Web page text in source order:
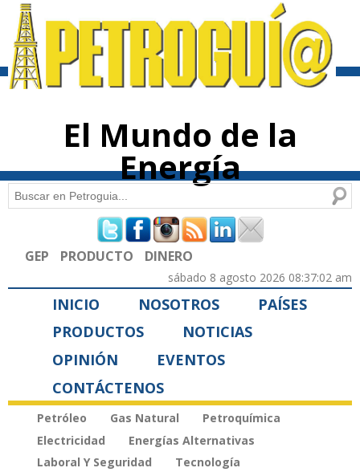
contenido
El Mundo de la
Energía
Formulario de búsqueda
Buscar
GEP PRODUCTO DINERO
sábado 8 agosto 2026 08:37:02 am
INICIO NOSOTROS
PAÍSES
PRODUCTOS
NOTICIAS
OPINIÓN
EVENTOS
CONTÁCTENOS
Petróleo Gas Natural
Petroquímica
Electricidad
Energías Alternativas
Laboral Y Seguridad
Tecnología